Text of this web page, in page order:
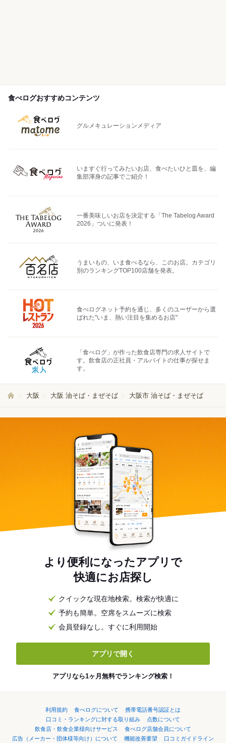
食べログおすすめコンテンツ
グルメキュレーションメディア
いますぐ行ってみたいお店、食べたいひと皿を、編
集部渾身の記事でご紹介！
一番美味しいお店を決定する「The Tabelog Award
2026」ついに発表！
うまいもの、いま食べるなら、このお店。カテゴリ
別のランキングTOP100店舗を発表。
食べログネット予約を通じ、多くのユーザーから選
ばれた"いま、熱い注目を集めるお店"
「食べログ」が作った飲食店専門の求人サイトで
す。飲食店の正社員・アルバイトの仕事が探せま
す。
大阪 大阪 油そば・まぜそば 大阪市 油そば・まぜそば
より便利になったアプリで
快適にお店探し
クイックな現在地検索。検索が快適に
予約も簡単。空席をスムーズに検索
会員登録なし。すぐに利用開始
アプリで開く
アプリなら1ヶ月無料でランキング検索！
利用規約 食べログについて
携帯電話番号認証とは
口コミ・ランキングに対する取り組み
点数について
飲食店・飲食企業様向けサービス
食べログ店舗会員について
広告（メーカー・団体様等向け）について
機能改善要望 口コミガイドライン